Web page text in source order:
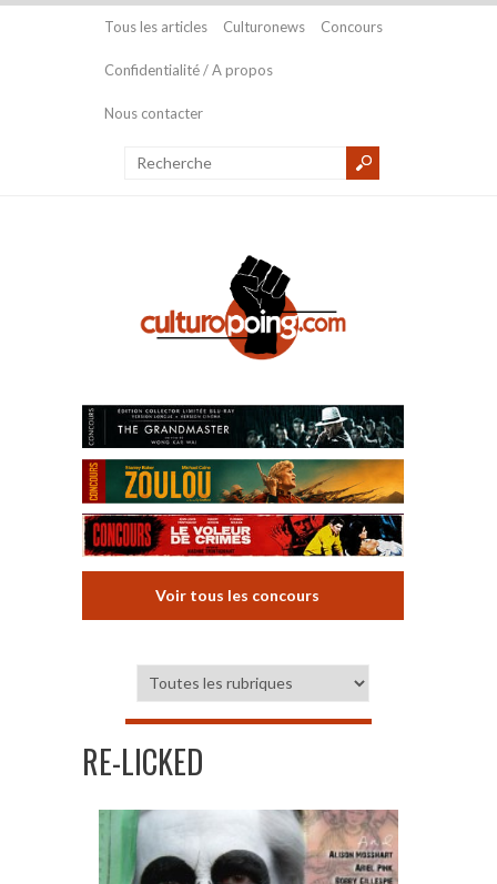
Tous les articles Culturonews Concours
Confidentialité / A propos
Nous contacter
Voir tous les concours
RE-LICKED